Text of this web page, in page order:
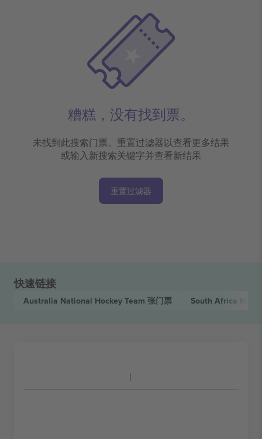
糟糕，没有找到票。
未找到此搜索门票。重置过滤器以查看更多结果
或输入新搜索关键字并查看新结果
重置过滤器
快速链接
Australia National Hockey Team 张门票 South Africa